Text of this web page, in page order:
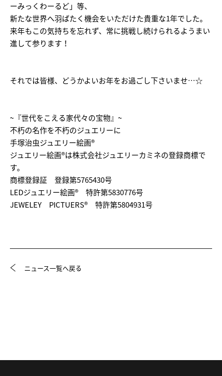
ーみっくわーるど」等、
新たな世界へ羽ばたく機会をいただけた貴重な1年でした。
来年もこの気持ちを忘れず、常に挑戦し続けられるようまい
進して参ります！
それでは皆様、どうかよいお年をお過ごし下さいませ…☆
~『世代をこえる家代々の宝物』~
不朽の名作を不朽のジュエリーに
手塚治虫ジュエリー絵画®
ジュエリー絵画®は株式会社ジュエリーカミネの登録商標で
す。
商標登録証 登録第5765430号
LEDジュエリー絵画® 特許第5830776号
JEWELEY PICTUERS® 特許第5804931号
ニュース一覧へ戻る